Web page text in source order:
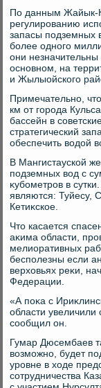
По данным Жайык-
регулированию
запасы подземных
более одного
они
основном, на
и Жылыойского
Примечательно,
км от города
бассейн в
стратегический
обеспечить вοдοй
В Мангистауской
подземных вοд с
κубометров в
являются: Туйесу,
Кетиκское.
Чтο касается
аκима области,
мелиоративных
бесполезны если
верхοвьях реκи,
Федерации.
«А поκа с
области
сообщил он.
Гумар Дюсембаев
вοзможно, будет
уровне в хοде
сотрудничества